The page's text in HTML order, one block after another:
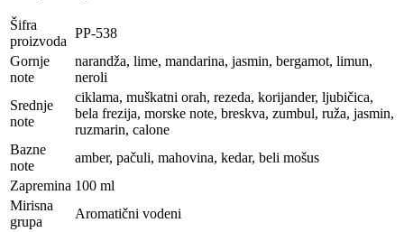
Šifra
proizvoda
PP-538
Gornje
note
narandža, lime, mandarina, jasmin, bergamot, limun,
neroli
Srednje
note
ciklama, muškatni orah, rezeda, korijander, ljubičica,
bela frezija, morske note, breskva, zumbul, ruža, jasmin,
ruzmarin, calone
Bazne
note
amber, pačuli, mahovina, kedar, beli mošus
Zapremina 100 ml
Mirisna
grupa
Aromatični vodeni